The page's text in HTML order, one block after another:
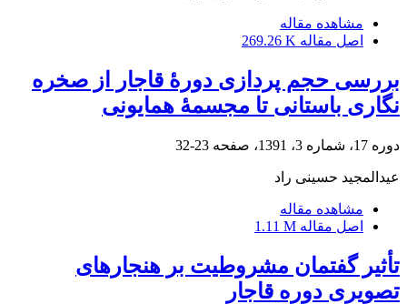
مشاهده مقاله
اصل مقاله 269.26 K
بررسی حجم پردازی دورۀ قاجار از صخره
نگاری باستانی تا مجسمۀ همایونی
دوره 17، شماره 3، 1391، صفحه 23-32
عیدالمجید حسینی راد
مشاهده مقاله
اصل مقاله 1.11 M
تأثیر گفتمان مشروطیت بر هنجارهای
تصویری دوره‌ قاجار